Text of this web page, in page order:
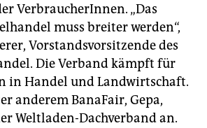
VerbraucherInnen. „Das
muss breiter werden“,
Vorstandsvorsitzende des
Die Verband kämpft für
in Handel und Landwirtschaft.
anderem BanaFair, Gepa,
Weltladen-Dachverband an.